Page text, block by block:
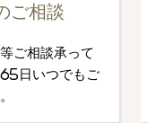
ご相談
ご相談承って
日いつでもご